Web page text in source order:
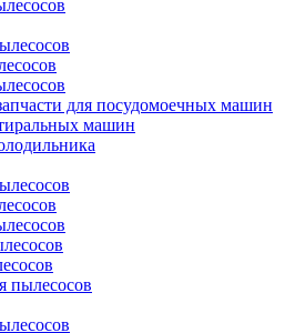
для посудомоечных машин
машин
пылесосов